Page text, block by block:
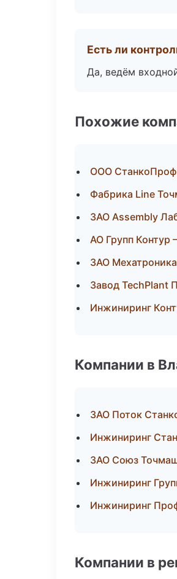
Есть ли
Да, ведём
Похожие
ООО СтанкоПроф
Фабрика Line
ЗАО Assembly
АО Групп Контур
ЗАО
Завод TechPlant
Инжиниринг
Компании в
ЗАО Поток
Инжиниринг
ЗАО Союз
Инжиниринг
Инжиниринг
Компании в